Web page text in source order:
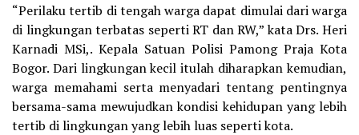
“Perilaku tertib di tengah warga dapat dimulai dari warga
di lingkungan terbatas seperti RT dan RW,” kata Drs. Heri
Karnadi MSi,. Kepala Satuan Polisi Pamong Praja Kota
Bogor. Dari lingkungan kecil itulah diharapkan kemudian,
warga memahami serta menyadari tentang pentingnya
bersama-sama mewujudkan kondisi kehidupan yang lebih
tertib di lingkungan yang lebih luas seperti kota.